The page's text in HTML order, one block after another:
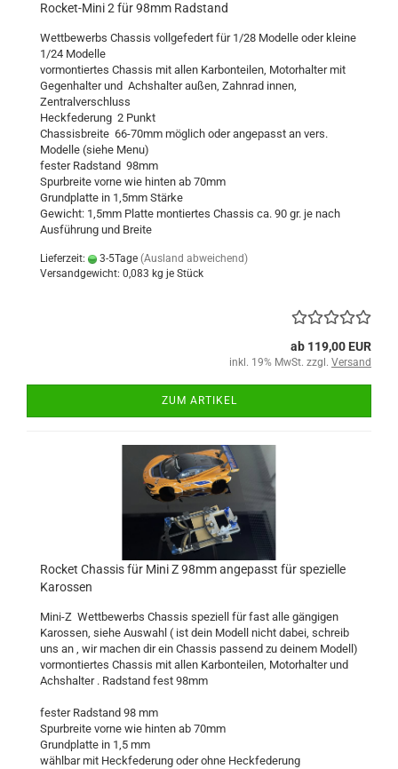
Rocket-Mini 2 für 98mm Radstand
Wettbewerbs Chassis vollgefedert für 1/28 Modelle oder kleine
1/24 Modelle
vormontiertes Chassis mit allen Karbonteilen, Motorhalter mit
Gegenhalter und Achshalter außen, Zahnrad innen,
Zentralverschluss
Heckfederung 2 Punkt
Chassisbreite 66-70mm möglich oder angepasst an vers.
Modelle (siehe Menu)
fester Radstand 98mm
Spurbreite vorne wie hinten ab 70mm
Grundplatte in 1,5mm Stärke
Gewicht: 1,5mm Platte montiertes Chassis ca. 90 gr. je nach
Ausführung und Breite
Lieferzeit: 3-5Tage (Ausland abweichend)
Versandgewicht: 0,083 kg je Stück
ab 119,00 EUR
inkl. 19% MwSt. zzgl. Versand
ZUM ARTIKEL
Rocket Chassis für Mini Z 98mm angepasst für spezielle
Karossen
Mini-Z Wettbewerbs Chassis speziell für fast alle gängigen
Karossen, siehe Auswahl ( ist dein Modell nicht dabei, schreib
uns an , wir machen dir ein Chassis passend zu deinem Modell)
vormontiertes Chassis mit allen Karbonteilen, Motorhalter und
Achshalter . Radstand fest 98mm
fester Radstand 98 mm
Spurbreite vorne wie hinten ab 70mm
Grundplatte in 1,5 mm
wählbar mit Heckfederung oder ohne Heckfederung